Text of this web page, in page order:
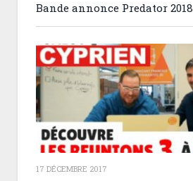
Bande annonce Predator 2018
17 DÉCEMBRE 2017